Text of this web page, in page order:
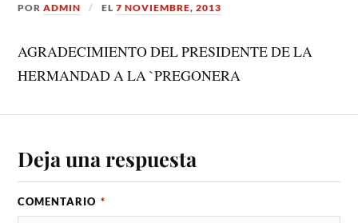
PORADMIN EL7 NOVIEMBRE, 2013
AGRADECIMIENTO DEL PRESIDENTE DE LA
HERMANDAD A LA `PREGONERA
Deja una respuesta
COMENTARIO *